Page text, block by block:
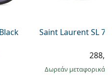
Saint Laurent SL
Δωρεάν μεταφορικά